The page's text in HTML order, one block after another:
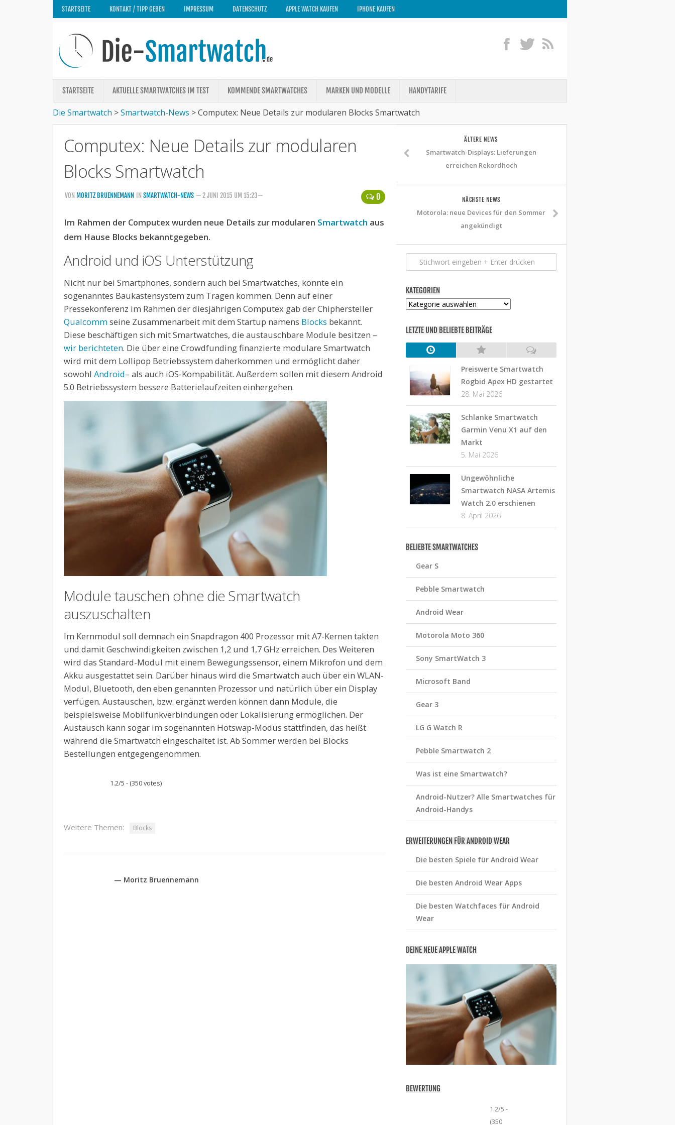
STARTSEITE KONTAKT / TIPP GEBEN IMPRESSUM DATENSCHUTZ APPLE WATCH KAUFEN IPHONE KAUFEN
STARTSEITE AKTUELLE SMARTWATCHES IM TEST KOMMENDE SMARTWATCHES MARKEN UND MODELLE HANDYTARIFE
Die Smartwatch >Smartwatch-News >Computex: Neue Details zur modularen Blocks Smartwatch
Computex: Neue Details zur modularen
Blocks Smartwatch
0
VON MORITZ BRUENNEMANN IN SMARTWATCH-NEWS — 2 JUNI 2015 UM 15:23—
Im Rahmen der Computex wurden neue Details zur modularen Smartwatch aus
dem Hause Blocks bekanntgegeben.
Android und iOS Unterstützung
Nicht nur bei Smartphones, sondern auch bei Smartwatches, könnte ein
sogenanntes Baukastensystem zum Tragen kommen. Denn auf einer
Pressekonferenz im Rahmen der diesjährigen Computex gab der Chiphersteller
Qualcommseine Zusammenarbeit mit dem Startup namens Blocks bekannt.
Diese beschäftigen sich mit Smartwatches, die austauschbare Module besitzen –
wir berichteten. Die über eine Crowdfunding finanzierte modulare Smartwatch
wird mit dem Lollipop Betriebssystem daherkommen und ermöglicht daher
sowohl Android– als auch iOS-Kompabilität. Außerdem sollen mit diesem Android
5.0 Betriebssystem bessere Batterielaufzeiten einhergehen.
Module tauschen ohne die Smartwatch
auszuschalten
Im Kernmodul soll demnach ein Snapdragon 400 Prozessor mit A7-Kernen takten
und damit Geschwindigkeiten zwischen 1,2 und 1,7 GHz erreichen. Des Weiteren
wird das Standard-Modul mit einem Bewegungssensor, einem Mikrofon und dem
Akku ausgestattet sein. Darüber hinaus wird die Smartwatch auch über ein WLAN-
Modul, Bluetooth, den eben genannten Prozessor und natürlich über ein Display
verfügen. Austauschen, bzw. ergänzt werden können dann Module, die
beispielsweise Mobilfunkverbindungen oder Lokalisierung ermöglichen. Der
Austausch kann sogar im sogenannten Hotswap-Modus stattfinden, das heißt
während die Smartwatch eingeschaltet ist. Ab Sommer werden bei Blocks
Bestellungen entgegengenommen.
1.2/5 - (350 votes)
Weitere Themen: Blocks
— Moritz Bruennemann
ÄLTERE NEWS
Smartwatch-Displays: Lieferungen
erreichen Rekordhoch
NÄCHSTE NEWS
Motorola: neue Devices für den Sommer
angekündigt
KATEGORIEN
Kategorien
LETZTE UND BELIEBTE BEITRÄGE
Preiswerte Smartwatch
Rogbid Apex HD gestartet
28. Mai 2026
Schlanke Smartwatch
Garmin Venu X1 auf den
Markt
5. Mai 2026
Ungewöhnliche
Smartwatch NASA Artemis
Watch 2.0 erschienen
8. April 2026
BELIEBTE SMARTWATCHES
Gear S
Pebble Smartwatch
Android Wear
Motorola Moto 360
Sony SmartWatch 3
Microsoft Band
Gear 3
LG G Watch R
Pebble Smartwatch 2
Was ist eine Smartwatch?
Android-Nutzer? Alle Smartwatches für
Android-Handys
ERWEITERUNGEN FÜR ANDROID WEAR
Die besten Spiele für Android Wear
Die besten Android Wear Apps
Die besten Watchfaces für Android
Wear
DEINE NEUE APPLE WATCH
BEWERTUNG
1.2/5 -
(350